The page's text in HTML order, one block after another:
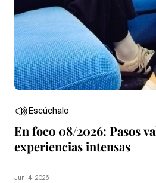
Escúchalo
En foco 08/2026: Pasos
experiencias intensas
Juni 4, 2026